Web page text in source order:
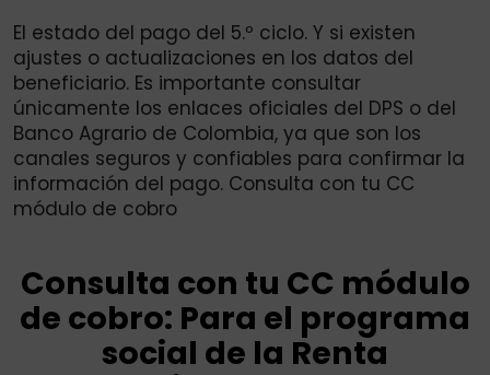
El estado del pago del 5.º ciclo. Y si existen
ajustes o actualizaciones en los datos del
beneficiario. Es importante consultar
únicamente los enlaces oficiales del DPS o del
Banco Agrario de Colombia, ya que son los
canales seguros y confiables para confirmar la
información del pago. Consulta con tu CC
módulo de cobro
Consulta con tu CC módulo
de cobro: Para el programa
social de la Renta